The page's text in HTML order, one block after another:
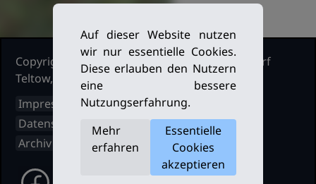
Copyright Ruderclub Kleinmachnow Stahnsdorf
Teltow, 2026. Alle Rechte vorbehalten.
Impressum
Datenschutz
Archiv
Auf dieser Website nutzen
wir nur essentielle Cookies.
Diese erlauben den Nutzern
eine bessere
Nutzungserfahrung.
Mehr
erfahren
Essentielle
Cookies
akzeptieren